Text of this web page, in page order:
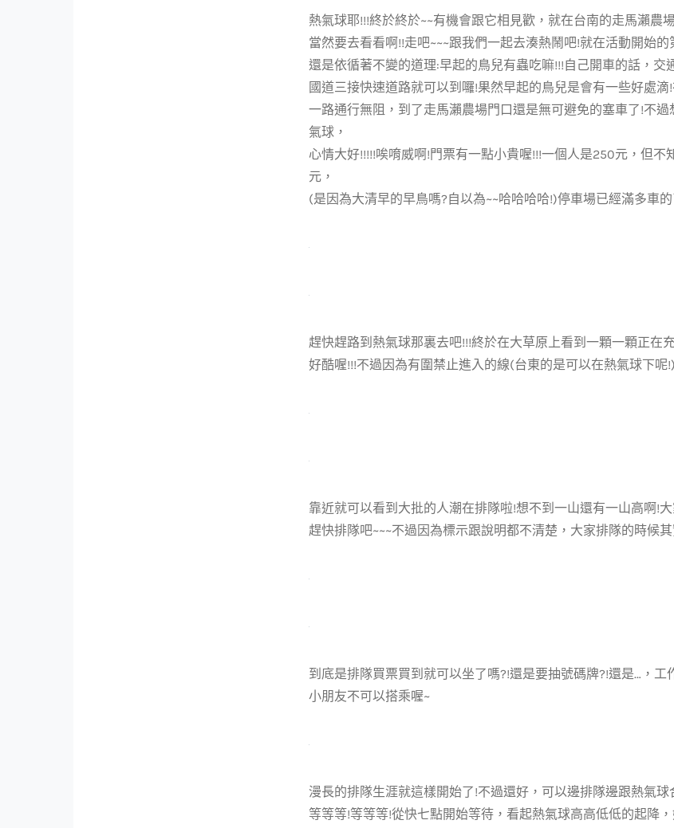
熱氣球耶!!!終於終於~~有機會跟它相見歡，就在台南的走馬瀨農
當然要去看看啊!!走吧~~~跟我們一起去湊熱鬧吧!就在活動開始
還是依循著不變的道理:早起的鳥兒有蟲吃嘛!!!自己開車的話，交
國道三接快速道路就可以到囉!果然早起的鳥兒是會有一些好處滴
一路通行無阻，到了走馬瀨農場門口還是無可避免的塞車了!不
氣球，
心情大好!!!!!唉唷威啊!門票有一點小貴喔!!!一個人是250元，但
元，
(是因為大清早的早鳥嗎?自以為~~哈哈哈哈!)停車場已經滿多車
趕快趕路到熱氣球那裏去吧!!!終於在大草原上看到一顆一顆正在
好酷喔!!!不過因為有圍禁止進入的線(台東的是可以在熱氣球下呢
靠近就可以看到大批的人潮在排隊啦!想不到一山還有一山高啊!
趕快排隊吧~~~不過因為標示跟說明都不清楚，大家排隊的時候
到底是排隊買票買到就可以坐了嗎?!還是要抽號碼牌?!還是…，工
小朋友不可以搭乘喔~
漫長的排隊生涯就這樣開始了!不過還好，可以邊排隊邊跟熱氣球
等等等!等等等!從快七點開始等待，看起熱氣球高高低低的起降